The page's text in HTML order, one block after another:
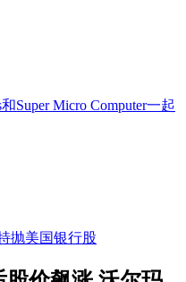
Super Micro Computer一起
抛美国银行股